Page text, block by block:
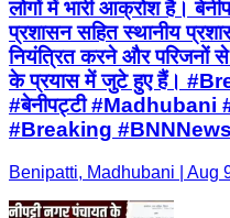
लोगों में भारी आक्रोश है।
प्रशासन सहित स्थानीय
नियंत्रित करने और परिजनों
के प्रयास में जुटे हुए हैं।
#बेनीपट्टी
#Breaking #BNNNews
Benipatti, Madhubani | Aug